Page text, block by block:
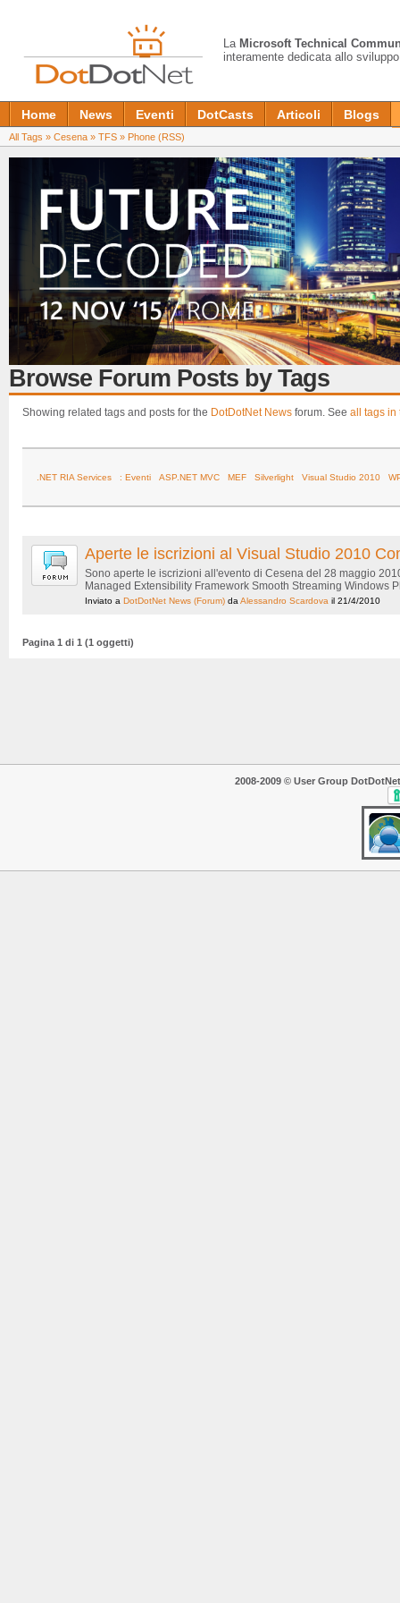
La Microsoft Technical
interamente dedicata allo
Home News Eventi DotCasts Articoli Blogs
All Tags » Cesena » TFS » Phone (RSS)
Browse Forum Posts by Tags
Showing related tags and posts for the DotDotNet News forum. See all tags in
.NET RIA Services : Eventi ASP.NET MVC MEF Silverlight Visual Studio 2010
Aperte le iscrizioni al Visual Studio 2010
Sono aperte le iscrizioni all'evento di Cesena del 28 maggio
Managed Extensibility Framework Smooth Streaming Windows
Inviato a DotDotNet News (Forum) daAlessandro Scardova il 21/4/2010
Pagina 1 di 1 (1 oggetti)
2008-2009 © User Group